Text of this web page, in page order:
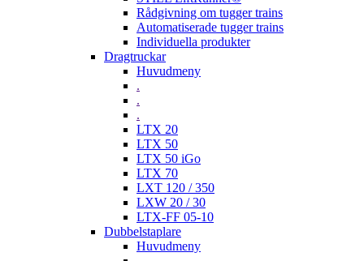
Rådgivning om tugger trains
Automatiserade tugger trains
Individuella produkter
Dragtruckar
Huvudmeny
.
.
.
LTX 20
LTX 50
LTX 50 iGo
LTX 70
LXT 120 / 350
LXW 20 / 30
LTX-FF 05-10
Dubbelstaplare
Huvudmeny